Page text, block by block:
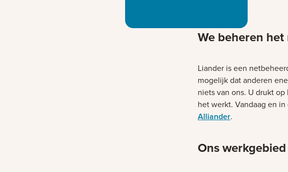
We beheren
Liander is een
mogelijk dat anderen
niets van ons. U drukt
het werkt. Vandaag en
Alliander.
Ons werkgebied